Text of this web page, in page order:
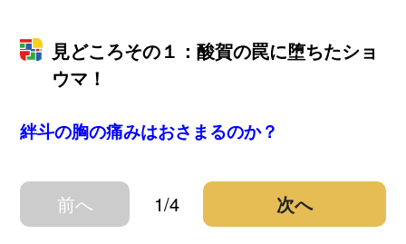
見どころその１：酸賀の罠に堕ちたショ
ウマ！
絆斗の胸の痛みはおさまるのか？
前へ 1/4 次へ